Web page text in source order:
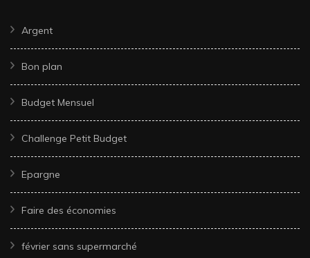
Argent
Bon plan
Budget Mensuel
Challenge Petit Budget
Epargne
Faire des économies
février sans supermarché